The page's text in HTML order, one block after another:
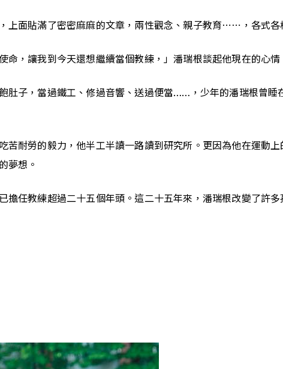
上面貼滿了密密麻麻的文章，兩性觀念、親子教育⋯⋯，各式各
命，讓我到今天還想繼續當個教練，」潘瑞根談起他現在的心情
肚子，當過鐵工、修過音響、送過便當……，少年的潘瑞根曾睡
苦耐勞的毅力，他半工半讀一路讀到研究所。更因為他在運動
夢想。
擔任教練超過二十五個年頭。這二十五年來，潘瑞根改變了許